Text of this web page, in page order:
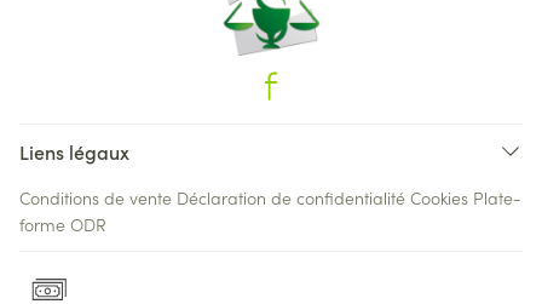
Liens légaux
Conditions de vente Déclaration de confidentialité Cookies Plate-
forme ODR